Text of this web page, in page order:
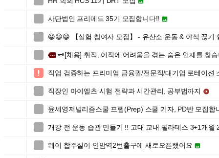
사단법인 프리메드 35기 모집합니다!! 
😀😀😀 【실험 참여자 모집】 - 유산소 운동 & 야식 끊
more 🗝️[채용] 취직, 이직에 어려움을 겪는 숨은 인재를 찾
 직업 검증하는 프리미엄 금융권/전문직/대기업 로테이션
직장인 아이엘츠 시험 전략과 시간관리, 공부법까지 
윤세영저널리즘스쿨 프렙(Prep) 스쿨 기자, PD반 모집합
개강 전 운동 습관 만들기 !! 고대 교내 필라테스 3+1개월
웨이 합주실이 안암역2번출구에 새로오픈했어요 